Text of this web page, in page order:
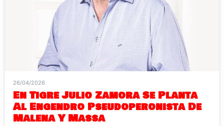
26/04/2026
En Tigre Julio Zamora Se Planta
Al Engendro Pseudoperonista De
Malena Y Massa